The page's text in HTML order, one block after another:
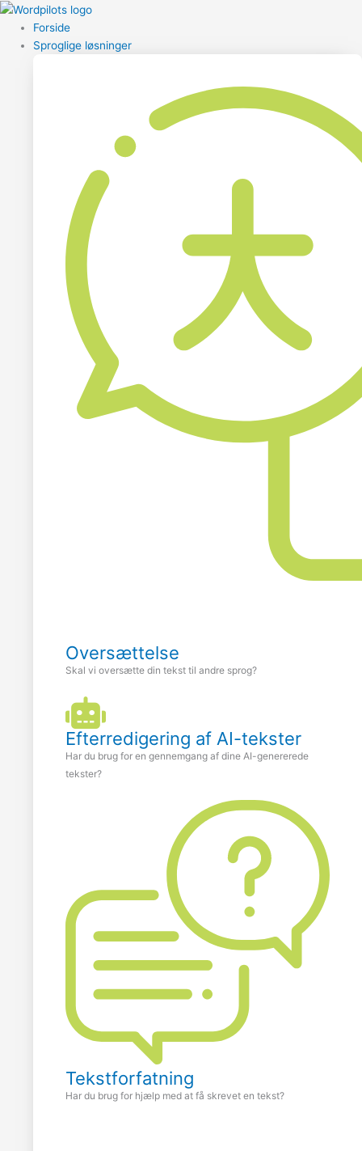
Forside
Sproglige løsninger
Oversættelse
Skal vi oversætte din tekst til andre sprog?
Efterredigering af AI-tekster
Har du brug for en gennemgang af dine AI-genererede
tekster?
Tekstforfatning
Har du brug for hjælp med at få skrevet en tekst?